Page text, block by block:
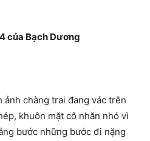
của Bạch Dương
ảnh chàng trai đang vác trên
khuôn mặt cô nhăn nhó vì
bước những bước đi nặng